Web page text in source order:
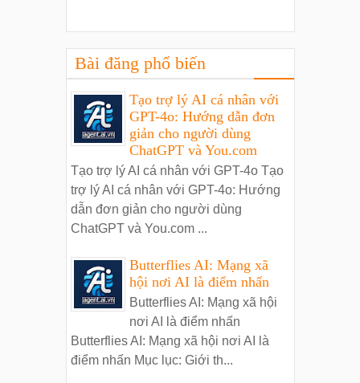
Bài đăng phổ biến
Tạo trợ lý AI cá nhân với
GPT-4o: Hướng dẫn đơn
giản cho người dùng
ChatGPT và You.com
Tạo trợ lý AI cá nhân với GPT-4o Tạo
trợ lý AI cá nhân với GPT-4o: Hướng
dẫn đơn giản cho người dùng
ChatGPT và You.com ...
Butterflies AI: Mạng xã
hội nơi AI là điểm nhấn
Butterflies AI: Mạng xã hội
nơi AI là điểm nhấn
Butterflies AI: Mạng xã hội nơi AI là
điểm nhấn Mục lục: Giới th...